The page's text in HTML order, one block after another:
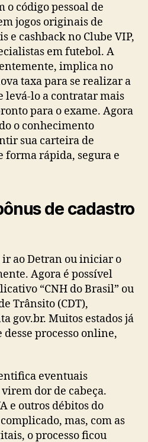
o código pessoal de
jogos originais de
e cashback no Clube VIP,
em futebol. A
implica no
taxa para se realizar a
levá-lo a contratar mais
para o exame. Agora
o conhecimento
sua carteira de
forma rápida, segura e
de cadastro
ao Detran ou iniciar o
Agora é possível
“CNH do Brasil” ou
Trânsito (CDT),
gov.br. Muitos estados já
processo online,
eventuais
dor de cabeça.
e outros débitos do
mas, com as
o processo ficou